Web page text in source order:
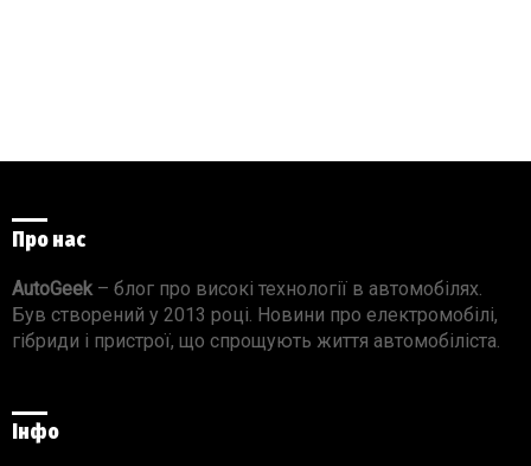
Про нас
AutoGeek – блог про високі технології в автомобілях.
Був створений у 2013 році. Новини про електромобілі,
гібриди і пристрої, що спрощують життя автомобіліста.
Інфо